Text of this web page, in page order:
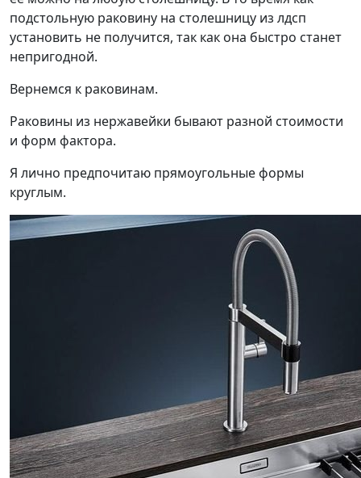
подстольную раковину на столешницу из лдсп
установить не получится, так как она быстро станет
непригодной.
Вернемся к раковинам.
Раковины из нержавейки бывают разной стоимости
и форм фактора.
Я лично предпочитаю прямоугольные формы
круглым.